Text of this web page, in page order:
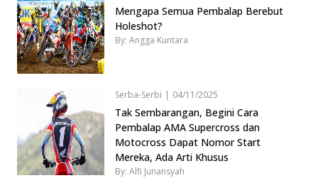
Mengapa Semua Pembalap Berebut
Holeshot?
By: Angga Kuntara
Serba-Serbi | 04/11/2025
Tak Sembarangan, Begini Cara
Pembalap AMA Supercross dan
Motocross Dapat Nomor Start
Mereka, Ada Arti Khusus
By: Alfi Junansyah